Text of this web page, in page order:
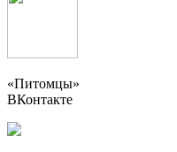
«Питомцы»
ВКонтакте